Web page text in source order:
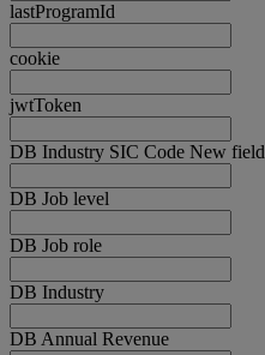
lastProgramId
cookie
jwtToken
DB Industry SIC Code New field
DB Job level
DB Job role
DB Industry
DB Annual Revenue